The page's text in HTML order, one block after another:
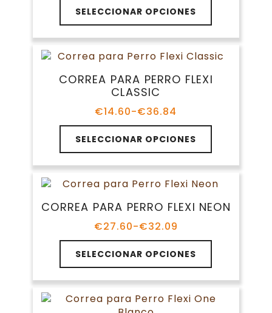
página
de
producto
SELECCIONAR OPCIONES
Este
producto
tiene
múltiples
variantes.
opciones
pueden
elegir
la
página
de
producto
CORREA PARA PERRO FLEXI
CLASSIC
€14.60-€36.84
Rango
de
precios:
desde
€14.60
hasta
€36.84
SELECCIONAR OPCIONES
Este
producto
tiene
múltiples
variantes.
opciones
pueden
elegir
en
la
de
CORREA PARA PERRO FLEXI NEON
€27.60-€32.09
Rango
de
precios:
desde
€27.60
hasta
€32.09
SELECCIONAR OPCIONES
Este
producto
tiene
múltiples
variantes.